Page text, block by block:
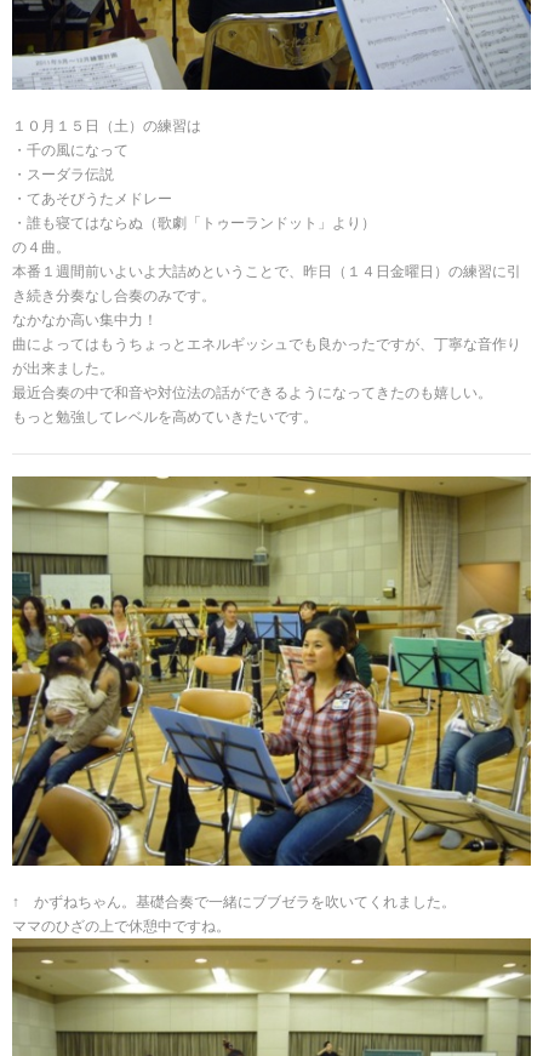
１０月１５日（土）の練習は
・千の風になって
・スーダラ伝説
・てあそびうたメドレー
・誰も寝てはならぬ（歌劇「トゥーランドット」より）
の４曲。
本番１週間前いよいよ大詰めということで、昨日（１４日金曜日）の練習に引
き続き分奏なし合奏のみです。
なかなか高い集中力！
曲によってはもうちょっとエネルギッシュでも良かったですが、丁寧な音作り
が出来ました。
最近合奏の中で和音や対位法の話ができるようになってきたのも嬉しい。
もっと勉強してレベルを高めていきたいです。
↑ かずねちゃん。基礎合奏で一緒にブブゼラを吹いてくれました。
ママのひざの上で休憩中ですね。